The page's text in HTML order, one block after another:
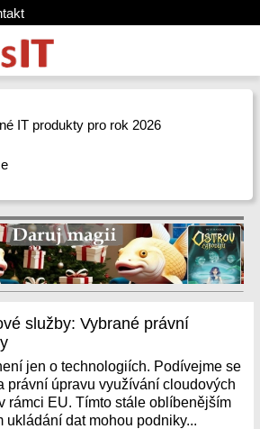
IT produkty pro rok 2026
služby: Vybrané právní
jen o technologiích. Podívejme se
právní úpravu využívání cloudových
rámci EU. Tímto stále oblíbenějším
ukládání dat mohou podniky...